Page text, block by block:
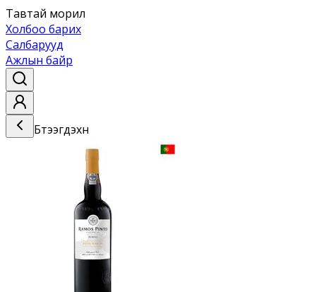
Тавтай морил
Холбоо барих
Салбарууд
Ажлын байр
Бүтээгдэхүүн